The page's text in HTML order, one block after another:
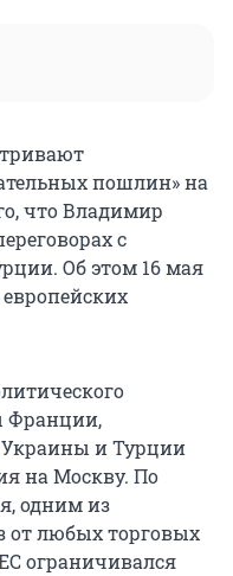
пошлин» на
что Владимир
с
Об этом 16 мая
Франции,
и Турции
на Москву. По
одним из
от любых торговых
ограничивался